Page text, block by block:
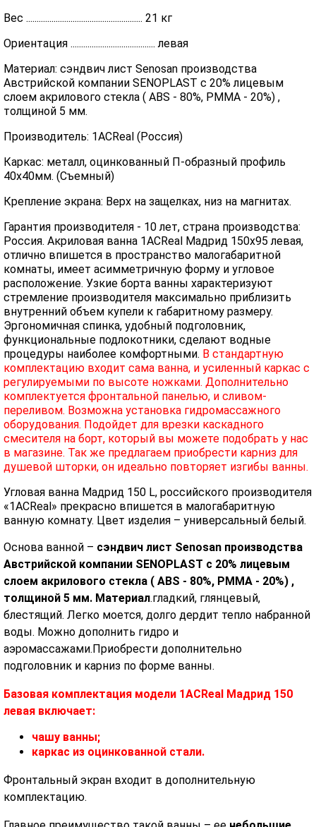
Вес ....................................................... 21 кг
Ориентация ........................................ левая
Материал: сэндвич лист Senosan производства
Австрийской компании SENOPLAST c 20% лицевым
слоем акрилового стекла ( ABS - 80%, PMMA - 20%) ,
толщиной 5 мм.
Производитель: 1ACReal (Россия)
Каркас: металл, оцинкованный П-образный профиль
40х40мм. (Съемный)
Крепление экрана: Верх на защелках, низ на магнитах.
Гарантия производителя - 10 лет, страна производства:
Россия. Акриловая ванна 1ACReal Мадрид 150х95 левая,
отлично впишется в пространство малогабаритной
комнаты, имеет асимметричную форму и угловое
расположение. Узкие борта ванны характеризуют
стремление производителя максимально приблизить
внутренний объем купели к габаритному размеру.
Эргономичная спинка, удобный подголовник,
функциональные подлокотники, сделают водные
процедуры наиболее комфортными. В стандартную
комплектацию входит сама ванна, и усиленный каркас с
регулируемыми по высоте ножками. Дополнительно
комплектуется фронтальной панелью, и сливом-
переливом. Возможна установка гидромассажного
оборудования. Подойдет для врезки каскадного
смесителя на борт, который вы можете подобрать у нас
в магазине. Так же предлагаем приобрести карниз для
душевой шторки, он идеально повторяет изгибы ванны.
Угловая ванна Мадрид 150 L, российского производителя
«1ACReal» прекрасно впишется в малогабаритную
ванную комнату. Цвет изделия – универсальный белый.
Основа ванной – сэндвич лист Senosan производства
Австрийской компании SENOPLAST c 20% лицевым
слоем акрилового стекла ( ABS - 80%, PMMA - 20%) ,
толщиной 5 мм. Материал.гладкий, глянцевый,
блестящий. Легко моется, долго дердит тепло набранной
воды. Можно дополнить гидро и
аэромассажами.Приобрести дополнительно
подголовник и карниз по форме ванны.
Базовая комплектация модели 1ACReal Мадрид 150
левая включает:
чашу ванны;
каркас из оцинкованной стали.
Фронтальный экран входит в дополнительную
комплектацию.